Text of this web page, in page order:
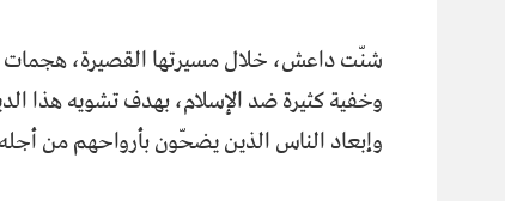
شنّت داعش، خلال مسيرتها القصيرة، هجمات
وخفية كثيرة ضد الإسلام، بهدف تشويه هذا
وإبعاد الناس الذين يضحّون بأرواحهم من